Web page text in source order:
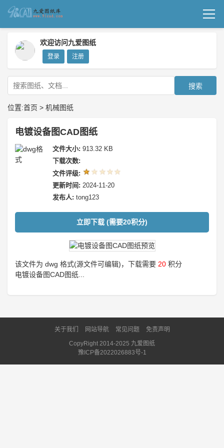
机械图纸
成套图纸
技术文档
我要上传
欢迎访问九爱图纸
登录 注册
搜索
位置:首页 > 机械图纸
电镀设备图CAD图纸
文件大小: 913.32 KB
下载次数:
文件评级:
更新时间: 2024-11-20
发布人: tong123
立即下载 (需要20积分)
该文件为 dwg 格式(源文件可编辑)，下载需要 20 积分
电镀设备图CAD图纸...
关于我们 网站导航 常见问题
免责声明
CopyRight 2014-2025 九爱图纸
豫ICP备2022026883号-1